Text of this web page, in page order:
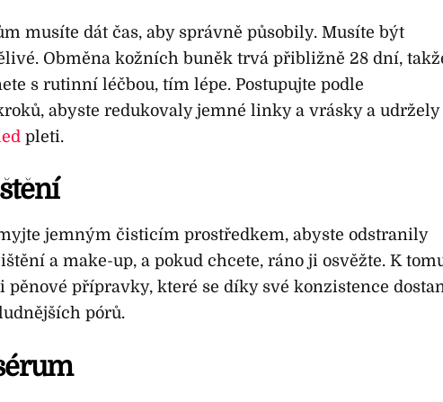
musíte dát čas, aby správně působily. Musíte být
Obměna kožních buněk trvá přibližně 28 dní,
s rutinní léčbou, tím lépe. Postupujte podle
abyste redukovaly jemné linky a vrásky a udržely
pleti.
jemným čisticím prostředkem, abyste odstranily
a make-up, a pokud chcete, ráno ji osvěžte. K
pěnové přípravky, které se díky své konzistence
pórů.